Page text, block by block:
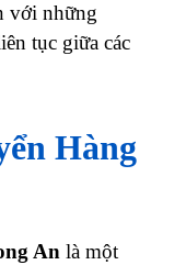
với những
tục giữa các
Hàng
An là một